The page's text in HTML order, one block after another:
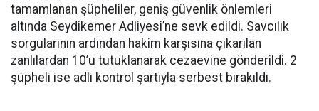
tamamlanan şüpheliler, geniş güvenlik önlemleri
altında Seydikemer Adliyesi’ne sevk edildi. Savcılık
sorgularının ardından hakim karşısına çıkarılan
zanlılardan 10’u tutuklanarak cezaevine gönderildi. 2
şüpheli ise adli kontrol şartıyla serbest bırakıldı.